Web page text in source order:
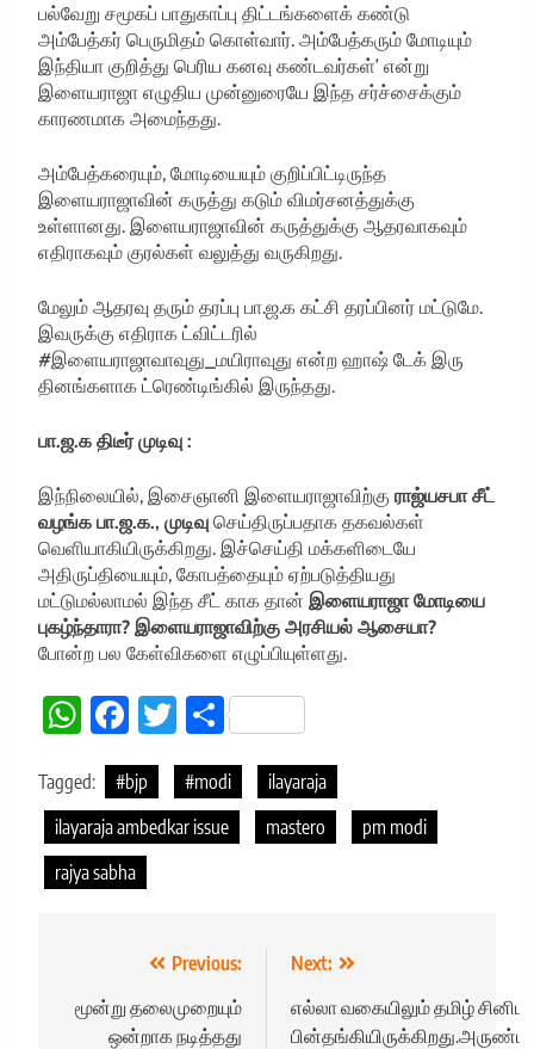
பல்வேறு சமூகப் பாதுகாப்பு திட்டங்களைக் கண்டு
அம்பேத்கர் பெருமிதம் கொள்வார். அம்பேத்கரும் மோடியும்
இந்தியா குறித்து பெரிய கனவு கண்டவர்கள்’ என்று
இளையராஜா எழுதிய முன்னுரையே இந்த சர்ச்சைக்கும்
காரணமாக அமைந்தது.
அம்பேத்கரையும், மோடியையும் குறிப்பிட்டிருந்த
இளையராஜாவின் கருத்து கடும் விமர்சனத்துக்கு
உள்ளானது. இளையராஜாவின் கருத்துக்கு ஆதரவாகவும்
எதிராகவும் குரல்கள் வலுத்து வருகிறது.
மேலும் ஆதரவு தரும் தரப்பு பா.ஜ.க கட்சி தரப்பினர் மட்டுமே.
இவருக்கு எதிராக ட்விட்டரில்
#இளையராஜாவாவுது_மயிராவுது என்ற ஹாஷ் டேக் இரு
தினங்களாக ட்ரெண்டிங்கில் இருந்தது.
பா.ஜ.க திடீர் முடிவு :
இந்நிலையில், இசைஞானி இளையராஜாவிற்கு ராஜ்யசபா சீட்
வழங்க பா.ஜ.க., முடிவு செய்திருப்பதாக தகவல்கள்
வெளியாகியிருக்கிறது. இச்செய்தி மக்களிடையே
அதிருப்தியையும், கோபத்தையும் ஏற்படுத்தியது
மட்டுமல்லாமல் இந்த சீட் காக தான் இளையராஜா மோடியை
புகழ்ந்தாரா? இளையராஜாவிற்கு அரசியல் ஆசையா?
போன்ற பல கேள்விகளை எழுப்பியுள்ளது.
WhatsApp
Facebook
TwitterShare
Tagged: #bjp #modi
ilayaraja
ilayaraja ambedkar issue
mastero
pm modi
rajya sabha
navigation
Previous:
மூன்று தலைமுறையும்
ஒன்றாக நடித்தது
Next:
எல்லா வகையிலும் தமிழ் சினிமா